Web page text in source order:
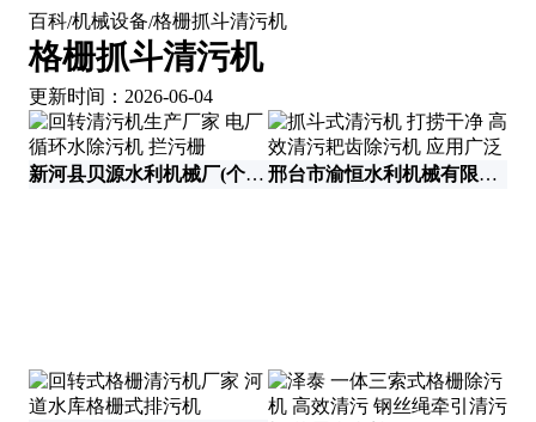
百科/机械设备/格栅抓斗清污机
格栅抓斗清污机
更新时间：2026-06-04
新河县贝源水利机械厂(个人独资) 邢台市渝恒水利机械有限公司